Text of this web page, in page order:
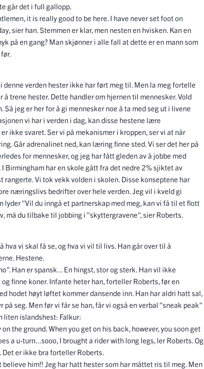
går det i full gallopp.
it is really good to be here. I have never set foot on
sier han. Stemmen er klar, men nesten en hvisken. Kan en
på en gang? Man skjønner i alle fall at dette er en mann som
denne verden hester ikke har ført meg til. Men la meg fortelle
å trene hester. Dette handler om hjernen til mennesker. Vold
jeg er her for å gi mennesker noe å ta med seg ut i livene
vi har i verden i dag, kan disse hestene lære
ikke svaret. Ser vi på mekanismer i kroppen, ser vi at når
Går adrenalinet ned, kan læring finne sted. Vi ser det her på
for mennesker, og jeg har fått gleden av å jobbe med
Birmingham har en skole gått fra det nedre 2% sjiktet av
rangerte. Vi tok vekk volden i skolen. Disse konseptene har
næringslivs bedrifter over hele verden. Jeg vil i kveld gi
lyder ”Vil du inngå et partnerskap med meg, kan vi få til et flott
må du tilbake til jobbing i ”skyttergravene”, sier Roberts.
hva vi skal få se, og hva vi vil til livs. Han går over til å
Hestene.
Han er spansk... En hingst, stor og sterk. Han vil ikke
finne koner. Infante heter han, forteller Roberts, før en
hodet høyt løftet kommer dansende inn. Han har aldri hatt sal,
seg. Men før vi får se han, får vi også en verbal ”sneak peak”
liten islandshest: Falkur:
the ground. When you get on his back, however, you soon get
a u-turn...sooo, I brought a rider with long legs, ler Roberts. Og
er ikke bra forteller Roberts.
believe him!! Jeg har hatt hester som har måttet ris til meg. Men